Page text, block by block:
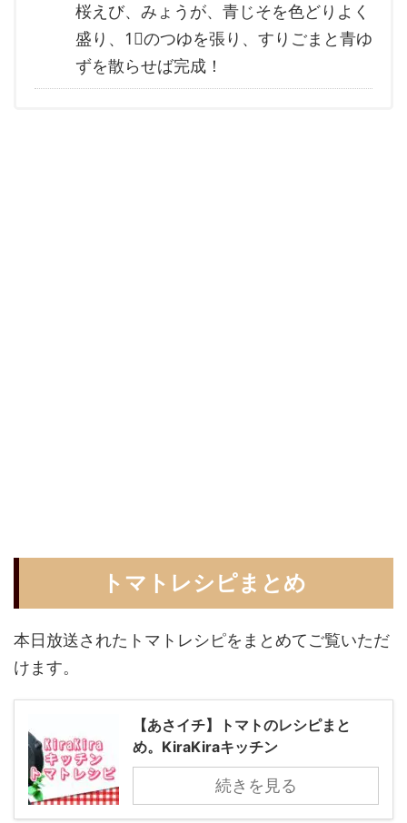
桜えび、みょうが、青じそを色どりよく
盛り、1⃣のつゆを張り、すりごまと青ゆ
ずを散らせば完成！
トマトレシピまとめ
本日放送されたトマトレシピをまとめてご覧いただ
けます。
【あさイチ】トマトのレシピまと
め。KiraKiraキッチン
続きを見る